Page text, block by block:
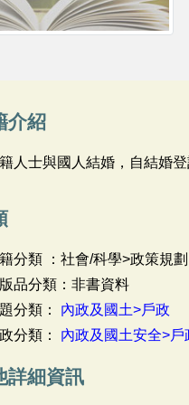
介紹
人士與國人結婚，自結婚
分類 ：社會/科學>政策規劃
品分類：非書資料
分類： 內政及國土>戶政
分類： 內政及國土安全>戶
詳細資訊